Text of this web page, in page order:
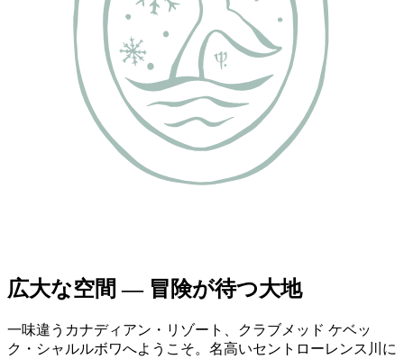
広大な空間 — 冒険が待つ大地
一味違うカナディアン・リゾート、クラブメッド ケベッ
ク・シャルルボワへようこそ。名高いセントローレンス川に